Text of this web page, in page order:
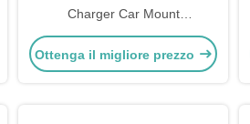
Charger Car Mount
personalizzato per la ricarica
rapida
Ottenga il migliore prezzo